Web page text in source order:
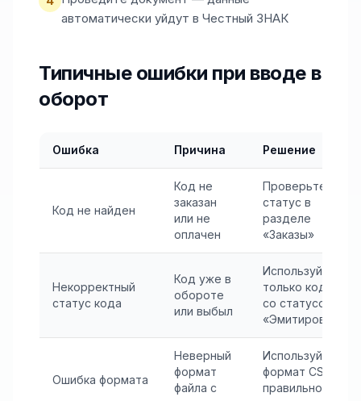
автоматически уйдут в Честный ЗНАК
Типичные ошибки при вводе в
оборот
Ошибка Причина Решение
Код не найден
Код не
заказан
или не
оплачен
Проверьте
статус в
разделе
«Заказы»
Некорректный
статус кода
Код уже в
обороте
или выбыл
Используйте
только коды
со статусом
«Эмитирован»
Ошибка формата
Неверный
формат
файла с
Используйте
формат CSV с
правильной